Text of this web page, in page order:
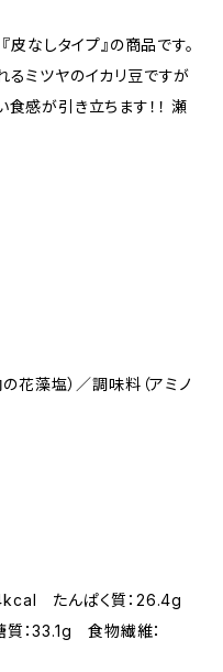
皮なしタイプ』の商品です。
るミツヤのイカリ豆ですが
感が引き立ちます！！ 瀬
花藻塩）／調味料（アミノ
たんぱく質：26.4g
：33.1g 食物繊維：